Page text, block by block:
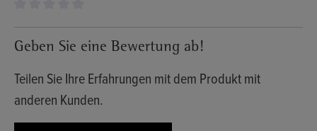
Durchschnittliche Bewertung von 0 von 5 Sternen
Geben Sie eine Bewertung ab!
Teilen Sie Ihre Erfahrungen mit dem Produkt mit
anderen Kunden.